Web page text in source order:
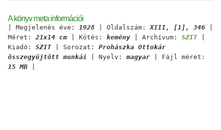
A könyv meta információi
| Megjelenés éve: 1928 | Oldalszám:XIII, [1], 346
Méret: 21x14 cm | Kötés: kemény | Archívum: SZIT
Kiadó: SZIT | Sorozat: Prohászka Ottokár
összegyűjtött munkái | Nyelv: magyar | Fájl méret:
15 MB